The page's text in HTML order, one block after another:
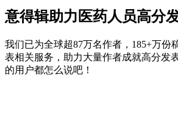
意得辑助力医药人员高分
我们已为全球超87万名作者，185+万份
表相关服务，助力大量作者成就高分发
的用户都怎么说吧！